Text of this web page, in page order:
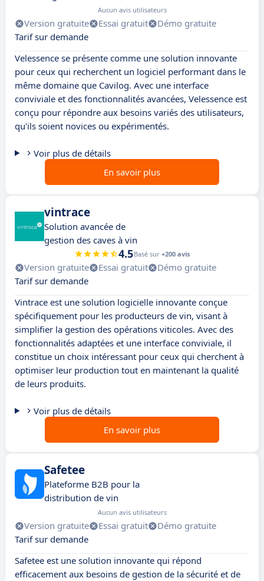
Aucun avis utilisateurs
Version gratuite Essai gratuit
Démo gratuite
Tarif sur demande
Velessence se présente comme une solution innovante
pour ceux qui recherchent un logiciel performant dans le
même domaine que Cavilog. Avec une interface
conviviale et des fonctionnalités avancées, Velessence est
conçu pour répondre aux besoins variés des utilisateurs,
qu'ils soient novices ou expérimentés.
Voir plus de détails
En savoir plus
vintrace
Solution avancée de
gestion des caves à vin
4.5Basé sur +200 avis
Version gratuite Essai gratuit
Démo gratuite
Tarif sur demande
Vintrace est une solution logicielle innovante conçue
spécifiquement pour les producteurs de vin, visant à
simplifier la gestion des opérations viticoles. Avec des
fonctionnalités adaptées et une interface conviviale, il
constitue un choix intéressant pour ceux qui cherchent à
optimiser leur production tout en maintenant la qualité
de leurs produits.
Voir plus de détails
En savoir plus
Safetee
Plateforme B2B pour la
distribution de vin
Aucun avis utilisateurs
Version gratuite Essai gratuit
Démo gratuite
Tarif sur demande
Safetee est une solution innovante qui répond
efficacement aux besoins de gestion de la sécurité et de